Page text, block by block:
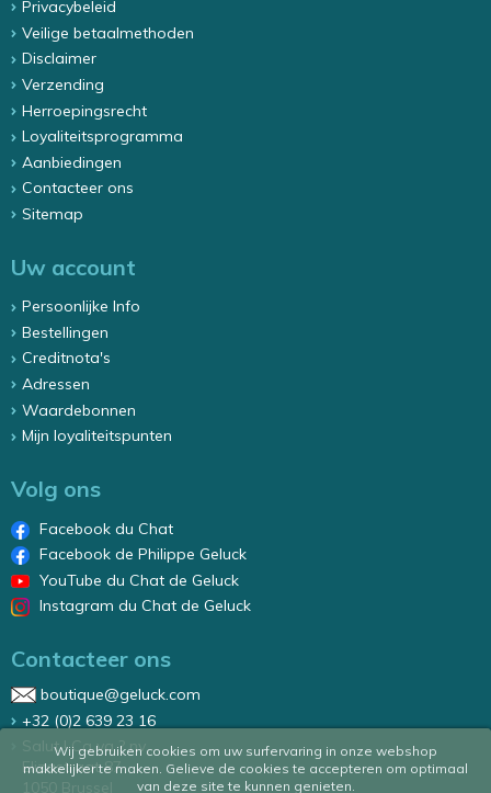
Wij gebruiken cookies om uw surfervaring in onze webshop
makkelijker te maken. Gelieve de cookies te accepteren om optimaal
van deze site te kunnen genieten.
Privacybeleid
Veilige betaalmethoden
Disclaimer
Verzending
Herroepingsrecht
Loyaliteitsprogramma
Aanbiedingen
Contacteer ons
Sitemap
Uw account
Persoonlijke Info
Bestellingen
Creditnota's
Adressen
Waardebonnen
Mijn loyaliteitspunten
Volg ons
Facebook du Chat
Facebook de Philippe Geluck
YouTube du Chat de Geluck
Instagram du Chat de Geluck
Contacteer ons
boutique@geluck.com
+32 (0)2 639 23 16
Salut ! Ca va ? nv
Elizastraat 87
1050 Brussel